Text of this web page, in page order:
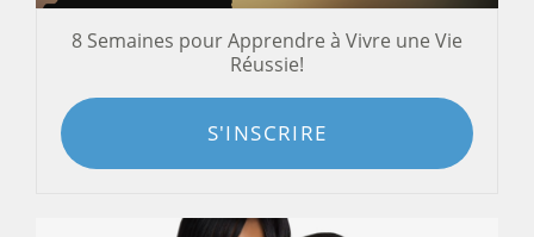
8 Semaines pour Apprendre à Vivre une Vie
Réussie!
S'INSCRIRE